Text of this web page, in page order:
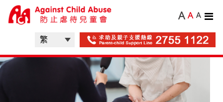
A A A